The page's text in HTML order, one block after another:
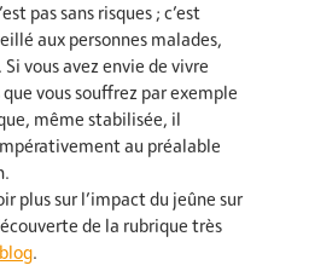
pas sans risques ; c’est
aux personnes malades,
vous avez envie de vivre
vous souffrez par exemple
même stabilisée, il
au préalable
plus sur l’impact du jeûne sur
de la rubrique très
blog.